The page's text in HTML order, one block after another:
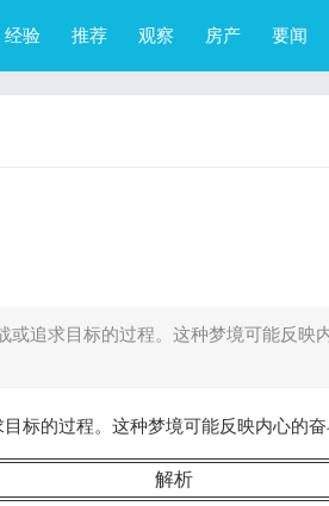
经验 推荐 观察 房产 要闻
追求目标的过程。这种梦境可能反映
标的过程。这种梦境可能反映内心的奋
解析